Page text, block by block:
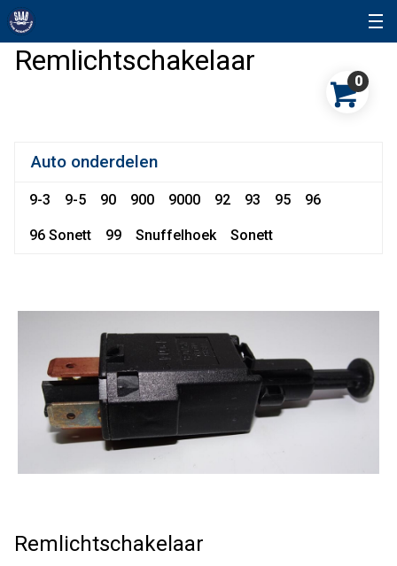
Remlichtschakelaar
0
Auto onderdelen
9-3 9-5 90 900 9000 92 93 95 96
96 Sonett 99 Snuffelhoek Sonett
Remlichtschakelaar